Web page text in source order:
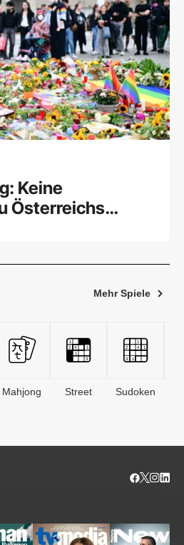
Keine
Österreichs
Mehr Spiele
Mahjong Street Sudoken